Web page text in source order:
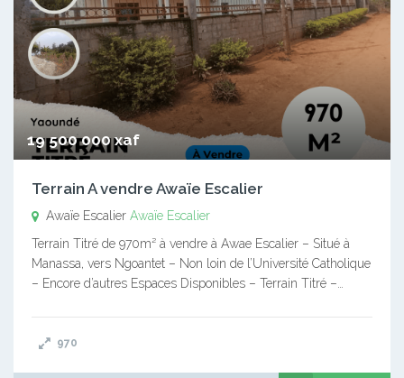
19 500 000 xaf
Terrain A vendre Awaïe Escalier
Awaïe Escalier Awaïe Escalier
Terrain Titré de 970m² à vendre à Awae Escalier – Situé à
Manassa, vers Ngoantet – Non loin de l’Université Catholique
– Encore d’autres Espaces Disponibles – Terrain Titré –…
970